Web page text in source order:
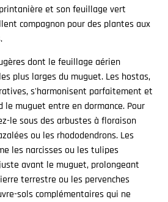
et son feuillage vert
compagnon pour des plantes aux
dont le feuillage aérien
plus larges du muguet. Les hostas,
s'harmonisent parfaitement et
le muguet entre en dormance. Pour
le sous des arbustes à floraison
ou les rhododendrons. Les
les narcisses ou les tulipes
avant le muguet, prolongeant
terrestre ou les pervenches
sols complémentaires qui ne